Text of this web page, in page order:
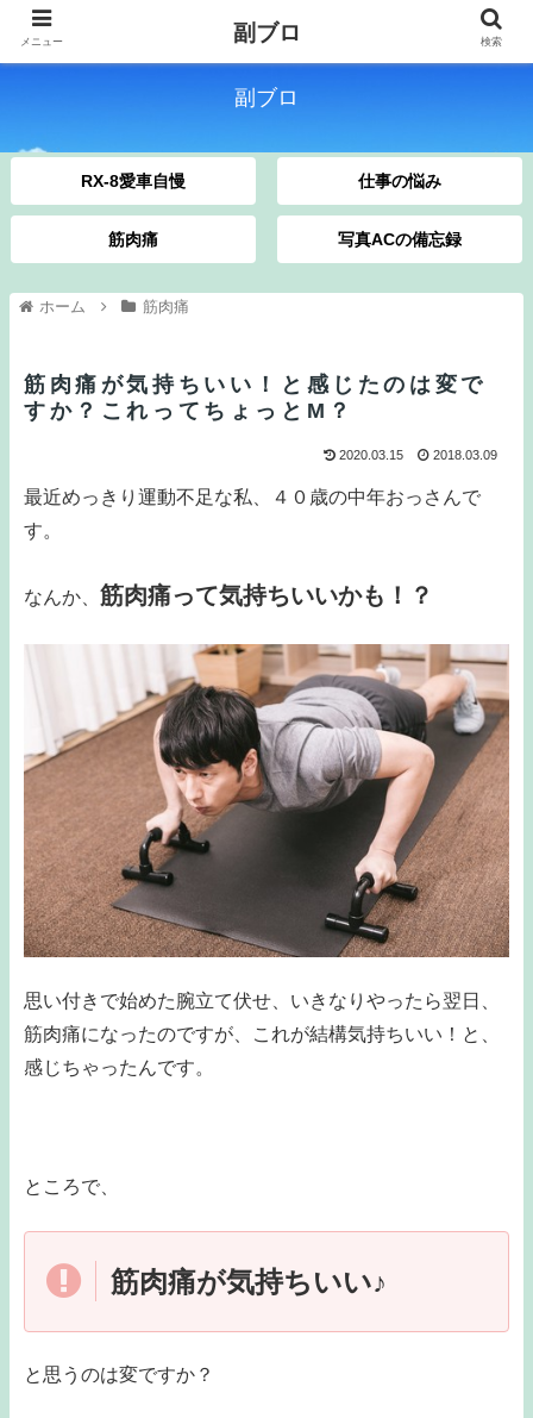
副ブロ
RX-8愛車自慢 仕事の悩み
筋肉痛 写真ACの備忘録
ホーム 筋肉痛
筋肉痛が気持ちいい！と感じたのは変で
すか？これってちょっとM？
2020.03.15 2018.03.09
最近めっきり運動不足な私、４０歳の中年おっさんで
す。
なんか、 筋肉痛って気持ちいいかも！？
思い付きで始めた腕立て伏せ、いきなりやったら翌日、
筋肉痛になったのですが、これが結構気持ちいい！と、
感じちゃったんです。
ところで、
筋肉痛が気持ちいい♪
と思うのは変ですか？
メニュー 副ブロ 検索